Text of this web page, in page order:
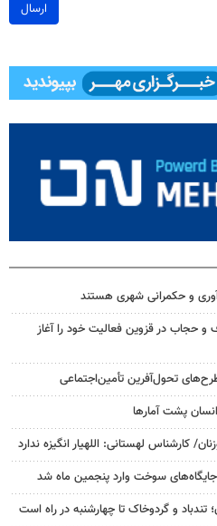
ارسال
و حکمرانی شهری هستند
و حجاب در قزوین فعالیت خود را آغاز
طرح‌های تحول‌آفرین تأمین‌اجتماعی
پشت آمارها
کارشناس لهستانی: اللهیار انگیزه ندارد
سوخت وارد پنجمین ماه شد
و گردوخاک تا چهارشنبه در راه است